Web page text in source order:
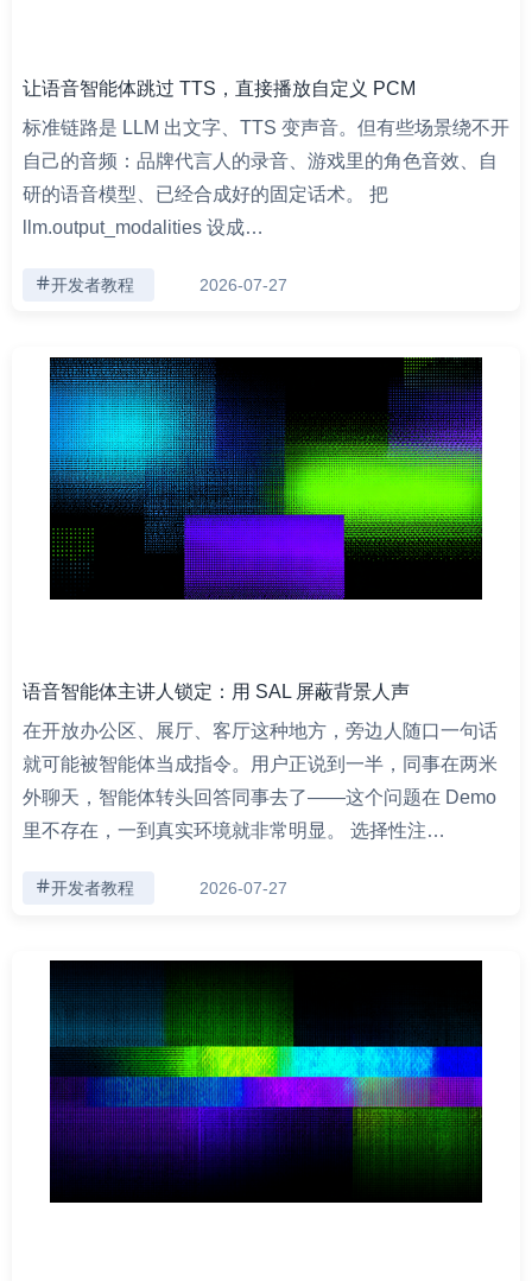
让语音智能体跳过 TTS，直接播放自定义 PCM
标准链路是 LLM 出文字、TTS 变声音。但有些场景绕不开
自己的音频：品牌代言人的录音、游戏里的角色音效、自
研的语音模型、已经合成好的固定话术。 把
llm.output_modalities 设成…
开发者教程 2026-07-27
语音智能体主讲人锁定：用 SAL 屏蔽背景人声
在开放办公区、展厅、客厅这种地方，旁边人随口一句话
就可能被智能体当成指令。用户正说到一半，同事在两米
外聊天，智能体转头回答同事去了——这个问题在 Demo
里不存在，一到真实环境就非常明显。 选择性注…
开发者教程 2026-07-27